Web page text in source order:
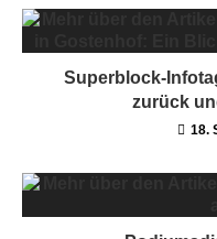
Superblock-
zurück
18.